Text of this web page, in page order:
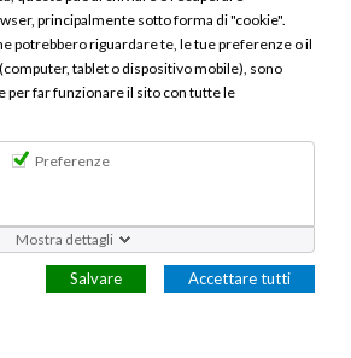
principalmente sotto forma di "cookie".
potrebbero riguardare te, le tue preferenze o il
tablet o dispositivo mobile), sono
per far funzionare il sito con tutte le
Preferenze
Mostra dettagli
Accettare tutti
Salvare